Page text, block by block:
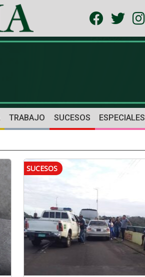
TRABAJO SUCESOS ESPECIALES
SUCESOS